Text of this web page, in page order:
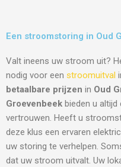
Een stroomstoring in Oud
Valt ineens uw stroom uit?
nodig voor een stroomuitval
betaalbare prijzen in Oud
Groevenbeek bieden u
vertrouwen. Heeft u
deze klus een ervaren
uw storing te verhelpen.
dat uw stroom uitvalt. Uw